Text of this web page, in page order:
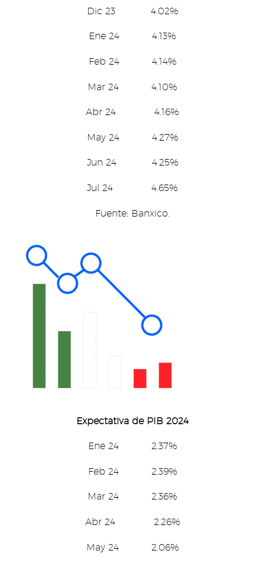
Dic 23 4.02%
Ene 24 4.13%
Feb 24 4.14%
Mar 24 4.10%
Abr 24 4.16%
May 24 4.27%
Jun 24 4.25%
Jul 24 4.65%
Fuente: Banxico.
Expectativa de PIB 2024
Ene 24 2.37%
Feb 24 2.39%
Mar 24 2.36%
Abr 24 2.26%
May 24 2.06%